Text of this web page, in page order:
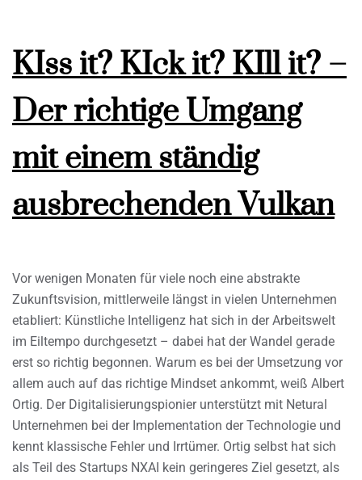
KIss it? KIck it? KIll it? –
Der richtige Umgang
mit einem ständig
ausbrechenden Vulkan
Vor wenigen Monaten für viele noch eine abstrakte
Zukunftsvision, mittlerweile längst in vielen Unternehmen
etabliert: Künstliche Intelligenz hat sich in der Arbeitswelt
im Eiltempo durchgesetzt – dabei hat der Wandel gerade
erst so richtig begonnen. Warum es bei der Umsetzung vor
allem auch auf das richtige Mindset ankommt, weiß Albert
Ortig. Der Digitalisierungspionier unterstützt mit Netural
Unternehmen bei der Implementation der Technologie und
kennt klassische Fehler und Irrtümer. Ortig selbst hat sich
als Teil des Startups NXAI kein geringeres Ziel gesetzt, als